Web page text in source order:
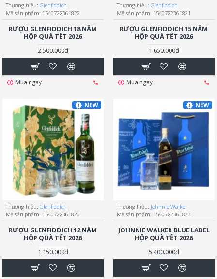
Thương hiệu: Glenfiddich
Mã sản phẩm: 1540722361822
RƯỢU GLENFIDDICH 18 NĂM
HỘP QUÀ TẾT 2026
2.500.000đ
Mua ngay
Thương hiệu: Glenfiddich
Mã sản phẩm: 1540722361821
RƯỢU GLENFIDDICH 15 NĂM
HỘP QUÀ TẾT 2026
1.650.000đ
Mua ngay
NEW
Thương hiệu: Glenfiddich
Mã sản phẩm: 1540722361820
RƯỢU GLENFIDDICH 12 NĂM
HỘP QUÀ TẾT 2026
1.150.000đ
NEW
Thương hiệu: Johnnie Walker
Mã sản phẩm: 1540722361833
JOHNNIE WALKER BLUE LABEL
HỘP QUÀ TẾT 2026
5.400.000đ